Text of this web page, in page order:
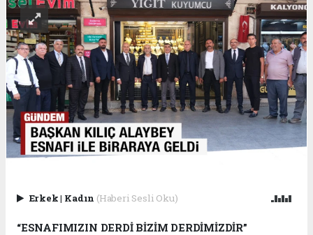
Erkek| Kadın (Haberi Sesli Oku)
“ESNAFIMIZIN DERDİ BİZİM DERDİMİZDİR”